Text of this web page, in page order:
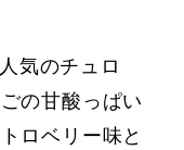
気のチュロ
の甘酸っぱい
ロベリー味と